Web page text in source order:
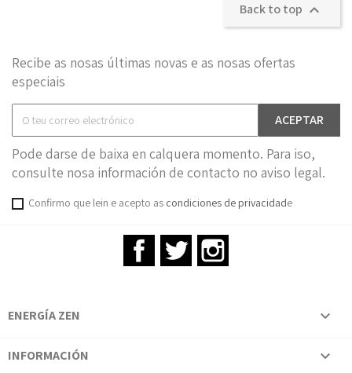
Back to top 
Recibe as nosas últimas novas e as nosas ofertas
especiais
Pode darse de baixa en calquera momento. Para iso,
consulte nosa información de contacto no aviso legal.
Confirmo que lein e acepto as condiciones de privacidade
FacebookTwitter
ENERGÍA ZEN 
INFORMACIÓN 